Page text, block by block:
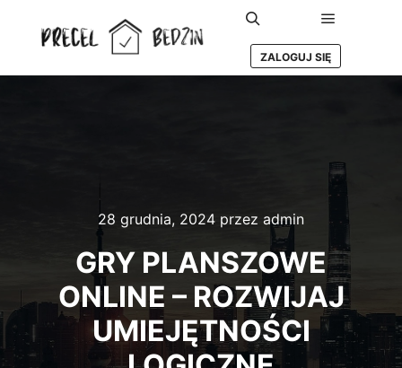
Szukaj Główne
ZALOGUJ SIĘ
28 grudnia, 2024 przez admin
GRY PLANSZOWE
ONLINE – ROZWIJAJ
UMIEJĘTNOŚCI